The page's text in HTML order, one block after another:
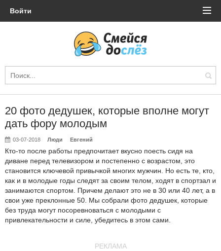
Войти
20 фото дедушек, которые вполне могут
дать фору молодым
03-07-2018 Люди Евгений
Кто-то после работы предпочитает вкусно поесть сидя на
диване перед телевизором и постепенно с возрастом, это
становится ключевой привычкой многих мужчин. Но есть те, кто,
как и в молодые годы следят за своим телом, ходят в спортзал и
занимаются спортом. Причем делают это не в 30 или 40 лет, а в
свои уже преклонные 50. Мы собрали фото дедушек, которые
без труда могут посоревноваться с молодыми с
привлекательности и силе, убедитесь в этом сами.
РЕКЛАМА